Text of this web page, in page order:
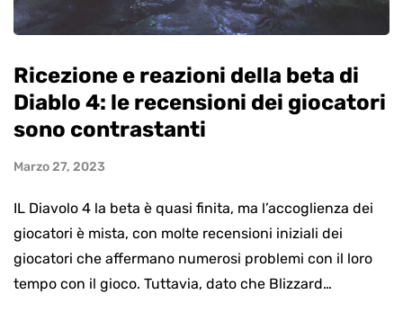
Ricezione e reazioni della beta di
Diablo 4: le recensioni dei giocatori
sono contrastanti
Marzo 27, 2023
IL Diavolo 4 la beta è quasi finita, ma l’accoglienza dei
giocatori è mista, con molte recensioni iniziali dei
giocatori che affermano numerosi problemi con il loro
tempo con il gioco. Tuttavia, dato che Blizzard…